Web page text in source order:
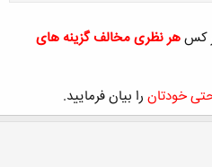
تا باز شود...
کسهر نظری مخالف گزینه های
خودتان را بیان فرمایید.